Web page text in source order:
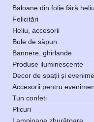
Baloane din folie fără heliu
Felicitări
Heliu, accesorii
Bule de săpun
Bannere, ghirlande
Produse iluminescente
Decor de spații și
Accesorii pentru
Tun confeti
Plicuri